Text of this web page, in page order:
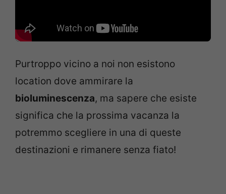
Purtroppo vicino a noi non esistono
location dove ammirare la
bioluminescenza, ma sapere che esiste
significa che la prossima vacanza la
potremmo scegliere in una di queste
destinazioni e rimanere senza fiato!